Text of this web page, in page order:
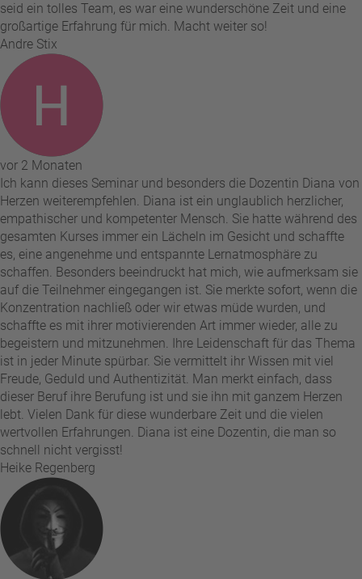
seid ein tolles Team, es war eine wunderschöne Zeit und eine
großartige Erfahrung für mich. Macht weiter so!
Andre Stix
vor 2 Monaten
Ich kann dieses Seminar und besonders die Dozentin Diana von
Herzen weiterempfehlen. Diana ist ein unglaublich herzlicher,
empathischer und kompetenter Mensch. Sie hatte während des
gesamten Kurses immer ein Lächeln im Gesicht und schaffte
es, eine angenehme und entspannte Lernatmosphäre zu
schaffen. Besonders beeindruckt hat mich, wie aufmerksam sie
auf die Teilnehmer eingegangen ist. Sie merkte sofort, wenn die
Konzentration nachließ oder wir etwas müde wurden, und
schaffte es mit ihrer motivierenden Art immer wieder, alle zu
begeistern und mitzunehmen. Ihre Leidenschaft für das Thema
ist in jeder Minute spürbar. Sie vermittelt ihr Wissen mit viel
Freude, Geduld und Authentizität. Man merkt einfach, dass
dieser Beruf ihre Berufung ist und sie ihn mit ganzem Herzen
lebt. Vielen Dank für diese wunderbare Zeit und die vielen
wertvollen Erfahrungen. Diana ist eine Dozentin, die man so
schnell nicht vergisst!
Heike Regenberg